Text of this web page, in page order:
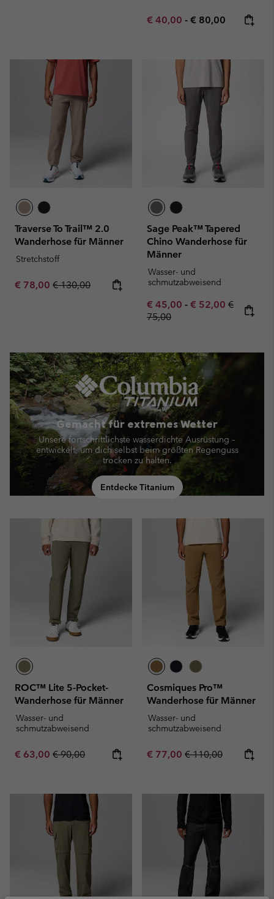
Minimum sale price:
€ 40,00 - Maximum price:
€ 80,00
Traverse To Trail™ 2.0
Wanderhose für Männer
Stretchstoff
Sale price:
€ 78,00 Regular price:
€ 130,00
Sage Peak™ Tapered
Chino Wanderhose für
Männer
Wasser- und
schmutzabweisend
Minimum sale price:
€ 45,00 - Maximum sale
€ 52,00 Regular
€
75,00
Gemacht für extremes Wetter
Unsere fortschrittlichste wasserdichte Ausrüstung –
entwickelt, um dich selbst beim größten Regenguss
trocken zu halten.
Entdecke Titanium
ROC™ Lite 5-Pocket-
Wanderhose für Männer
Wasser- und
schmutzabweisend
Sale price:
€ 63,00 Regular price:
€ 90,00
Cosmiques Pro™
Wanderhose für Männer
Wasser- und
schmutzabweisend
Sale price:
€ 77,00 Regular price:
€ 110,00